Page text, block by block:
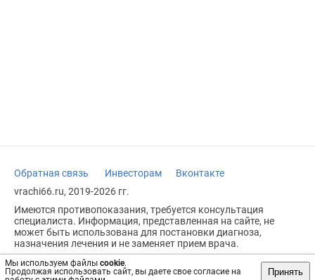
Мы используем файлы cookie.
Продолжая использовать сайт, вы даете свое согласие на
Принять
Обратная связь Инвесторам
Вконтакте
vrachi66.ru, 2019-2026 гг.
Имеются противопоказания, требуется консультация
специалиста. Информация, представленная на сайте, не
может быть использована для постановки диагноза,
назначения лечения и не заменяет прием врача.
Возрастное ограничение: 18+